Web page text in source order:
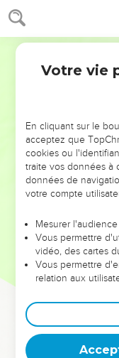
1 Jean
éternelle.
Petits enfants,
2 JeanVotre vie
En cliquant sur le
acceptez que
cookies ou
traite vos données à
données de
votre compte
Mesurer
Vous permettre
vidéo, des cartes
Vous permettre
relation aux